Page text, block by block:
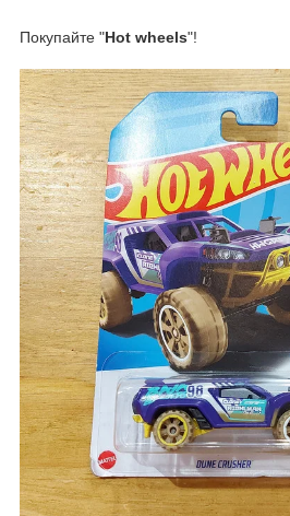
Покупайте "Hot wheels"!